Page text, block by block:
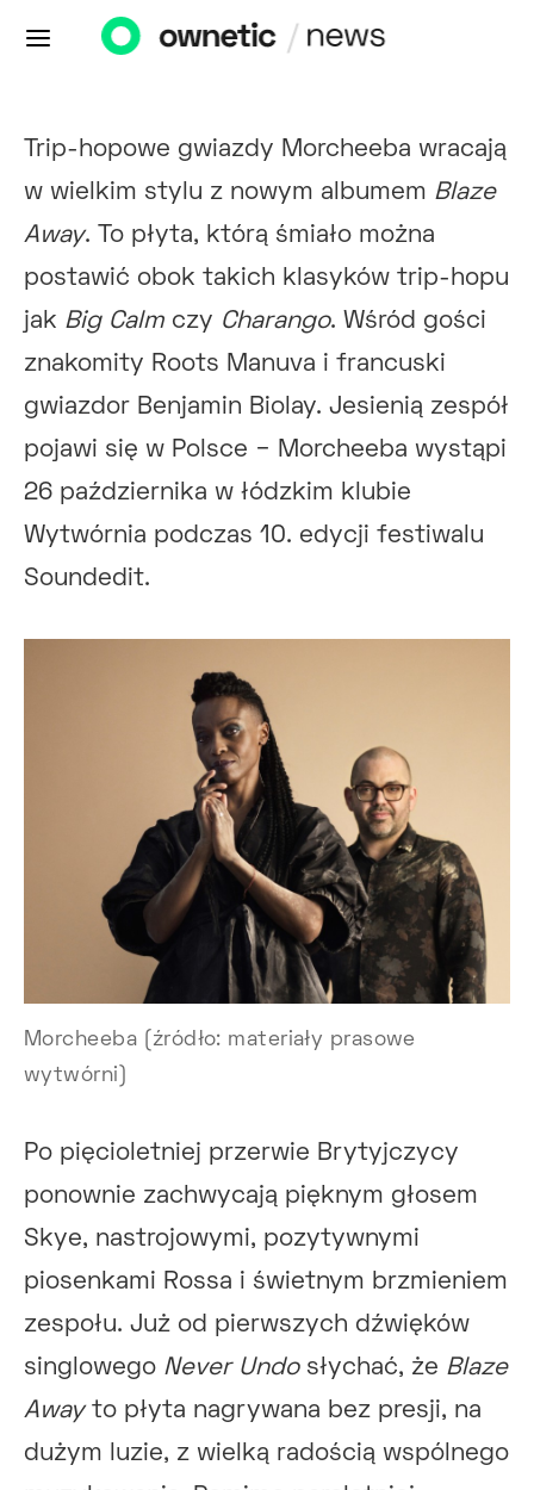
Trip-hopowe gwiazdy Morcheeba wracają
w wielkim stylu z nowym albumem Blaze
Away. To płyta, którą śmiało można
postawić obok takich klasyków trip-hopu
jak Big Calm czy Charango. Wśród gości
znakomity Roots Manuva i francuski
gwiazdor Benjamin Biolay. Jesienią zespół
pojawi się w Polsce − Morcheeba wystąpi
26 października w łódzkim klubie
Wytwórnia podczas 10. edycji festiwalu
Soundedit.
Morcheeba (źródło: materiały prasowe
wytwórni)
Po pięcioletniej przerwie Brytyjczycy
ponownie zachwycają pięknym głosem
Skye, nastrojowymi, pozytywnymi
piosenkami Rossa i świetnym brzmieniem
zespołu. Już od pierwszych dźwięków
singlowego Never Undosłychać, że Blaze
Awayto płyta nagrywana bez presji, na
dużym luzie, z wielką radością wspólnego